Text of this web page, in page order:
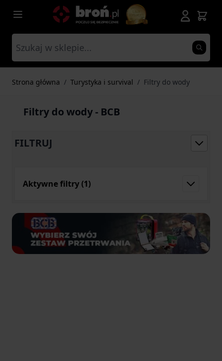
Przejdź do treści
Strona główna / Turystyka i survival / Filtry do wody
Filtry do wody - BCB
FILTRUJ
Aktywne filtry (1)